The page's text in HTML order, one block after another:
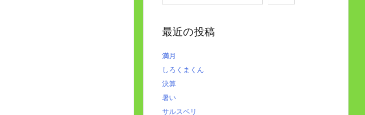
最近の投稿
満月
しろくまくん
決算
暑い
サルスベリ